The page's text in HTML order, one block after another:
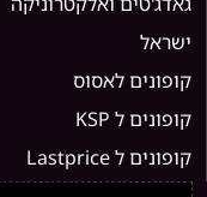
ישראל
קופונים לאסוס
קופונים ל KSP
קופונים ל Lastprice